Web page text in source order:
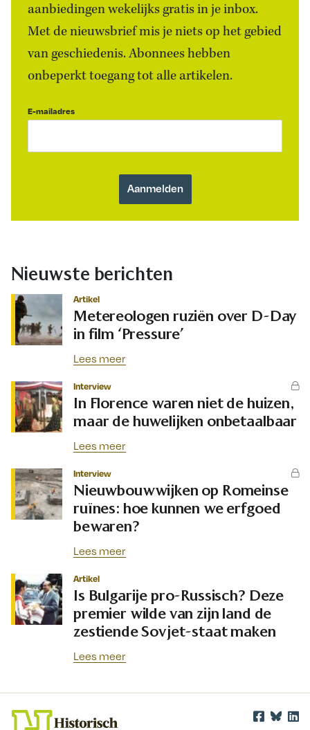
aanbiedingen wekelijks gratis in je inbox.
Met de nieuwsbrief mis je niets op het gebied
van geschiedenis. Abonnees hebben
onbeperkt toegang tot alle artikelen.
E-mailadres
Nieuwste berichten
Artikel
Metereologen ruziën over D-Day
in film ‘Pressure’
Lees meer
Interview
In Florence waren niet de huizen,
maar de huwelijken onbetaalbaar
Lees meer
Interview
Nieuwbouwwijken op Romeinse
ruïnes: hoe kunnen we erfgoed
bewaren?
Lees meer
Artikel
Is Bulgarije pro-Russisch? Deze
premier wilde van zijn land de
zestiende Sovjet-staat maken
Lees meer